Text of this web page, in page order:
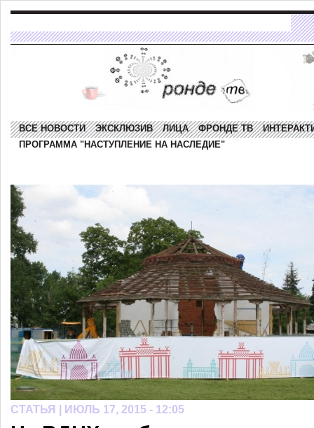
ВСЕ НОВОСТИ ЭКСКЛЮЗИВ ЛИЦА ФРОНДЕ ТВ
ПРОГРАММА "НАСТУПЛЕНИЕ НА НАСЛЕДИЕ"
СТАТЬЯ | ИЮЛЬ 17, 2015 - 12:05